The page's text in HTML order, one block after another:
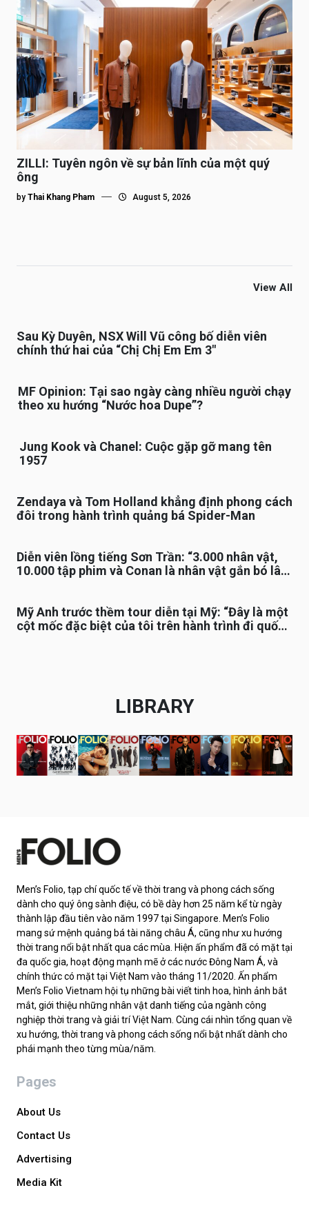
ZILLI: Tuyên ngôn về sự bản lĩnh của một quý
ông
by Thai Khang Pham August 5, 2026
View All
Sau Kỳ Duyên, NSX Will Vũ công bố diễn viên
chính thứ hai của “Chị Chị Em Em 3″
MF Opinion: Tại sao ngày càng nhiều người chạy
theo xu hướng “Nước hoa Dupe”?
Jung Kook và Chanel: Cuộc gặp gỡ mang tên
1957
Zendaya và Tom Holland khẳng định phong cách
đôi trong hành trình quảng bá Spider-Man
Diễn viên lồng tiếng Sơn Trần: “3.000 nhân vật,
10.000 tập phim và Conan là nhân vật gắn bó lâu
Mỹ Anh trước thềm tour diễn tại Mỹ: “Đây là một
cột mốc đặc biệt của tôi trên hành trình đi quốc
LIBRARY
Men’s Folio, tạp chí quốc tế về thời trang và phong cách sống
dành cho quý ông sành điệu, có bề dày hơn 25 năm kể từ ngày
thành lập đầu tiên vào năm 1997 tại Singapore. Men’s Folio
mang sứ mệnh quảng bá tài năng châu Á, cũng như xu hướng
thời trang nổi bật nhất qua các mùa. Hiện ấn phẩm đã có mặt tại
đa quốc gia, hoạt động mạnh mẽ ở các nước Đông Nam Á, và
chính thức có mặt tại Việt Nam vào tháng 11/2020. Ấn phẩm
Men’s Folio Vietnam hội tụ những bài viết tinh hoa, hình ảnh bắt
mắt, giới thiệu những nhân vật danh tiếng của ngành công
nghiệp thời trang và giải trí Việt Nam. Cùng cái nhìn tổng quan về
xu hướng, thời trang và phong cách sống nổi bật nhất dành cho
phái mạnh theo từng mùa/năm.
Pages
About Us
Contact Us
Advertising
Media Kit